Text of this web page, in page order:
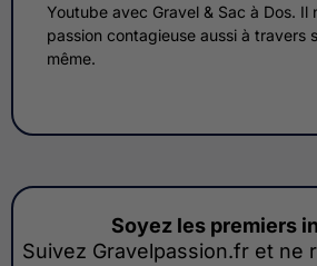
Youtube avec Gravel & Sac à Dos. Il
passion contagieuse aussi à travers
même.
Soyez les premiers
Suivez Gravelpassion.fr et ne